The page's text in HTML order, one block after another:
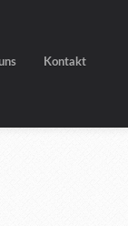
Kontakt